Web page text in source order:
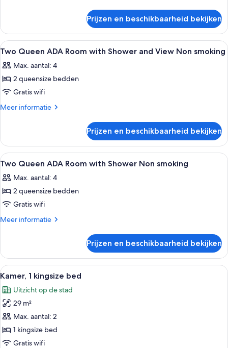
smoking
laden
Room
with
View
smoking
Prijzen en beschikbaarheid bekijken
Alle
foto's
voor
Two
Queen
ADA
Shower
and
View
Non
smoking
laden
Luxe beddengoed, pillowtop-
5
Two Queen ADA Room with Shower and View Non smoking
Max. aantal: 4
2 queensize bedden
Gratis wifi
Meer informatie
Meer
Queen
ADA
Room
Shower
and
Non
smoking
Prijzen en beschikbaarheid bekijken
Alle
foto's
voor
Two
Queen
ADA
Shower
Non
smoking
laden
Luxe beddengoed, pillowtop-
1
Two Queen ADA Room with Shower Non smoking
Max. aantal: 4
2 queensize bedden
Gratis wifi
Meer informatie
Meer
Queen
ADA
Room
Shower
Non
smoking
Prijzen en beschikbaarheid bekijken
Alle
foto's
voor
Kamer,
1
kingsize
bed
Een moderne hotelkamer met een
4
Kamer, 1 kingsize bed
Uitzicht op de stad
29 m²
Max. aantal: 2
1 kingsize bed
Gratis wifi